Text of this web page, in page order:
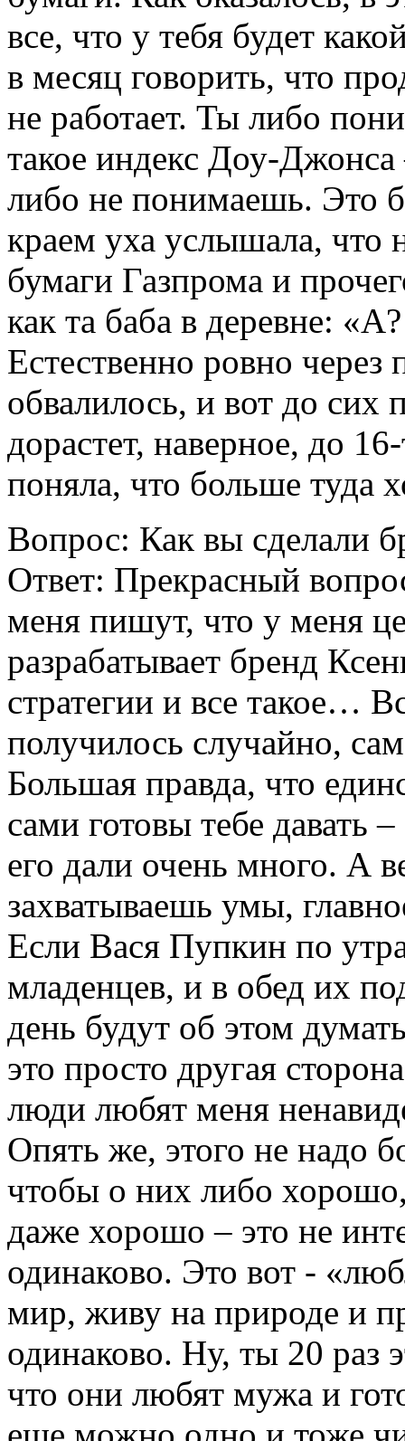
все, что у тебя будет
в месяц говорить, что
не работает. Ты либо
такое индекс Доу-
либо не понимаешь. Это
краем уха услышала, что
бумаги Газпрома и
как та баба в деревне:
Естественно ровно через
обвалилось, и вот до сих
дорастет, наверное, до
поняла, что больше туда
Вопрос: Как вы сделали
Ответ: Прекрасный
меня пишут, что у меня
разрабатывает бренд
стратегии и все такое…
получилось случайно,
Большая правда, что
сами готовы тебе давать
его дали очень много. А
захватываешь умы,
Если Вася Пупкин по
младенцев, и в обед их
день будут об этом
это просто другая
люди любят меня
Опять же, этого не надо
чтобы о них либо
даже хорошо – это не
одинаково. Это вот -
мир, живу на природе и
одинаково. Ну, ты 20 раз
что они любят мужа и